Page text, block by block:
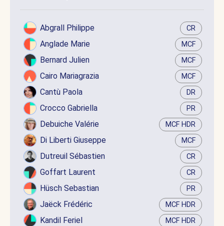
Abgrall Philippe CR
Anglade Marie MCF
Bernard Julien MCF
Cairo Mariagrazia MCF
Cantù Paola DR
Crocco Gabriella PR
Debuiche Valérie MCF HDR
Di Liberti Giuseppe MCF
Dutreuil Sébastien CR
Goffart Laurent CR
Hüsch Sebastian PR
Jaëck Frédéric MCF HDR
Kandil Feriel MCF HDR